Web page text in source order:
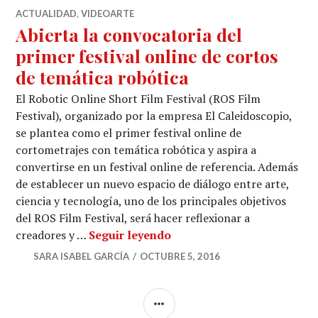
ACTUALIDAD,VIDEOARTE
Abierta la convocatoria del
primer festival online de cortos
de temática robótica
El Robotic Online Short Film Festival (ROS Film
Festival), organizado por la empresa El Caleidoscopio,
se plantea como el primer festival online de
cortometrajes con temática robótica y aspira a
convertirse en un festival online de referencia. Además
de establecer un nuevo espacio de diálogo entre arte,
ciencia y tecnología, uno de los principales objetivos
del ROS Film Festival, será hacer reflexionar a
creadores y … Seguir leyendoAbierta la convocatoria
SARA ISABEL GARCÍA OCTUBRE 5, 2016
BARRA